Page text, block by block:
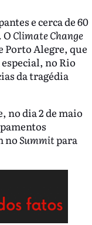
e cerca de 60
O Climate Change
Porto Alegre, que
no Rio
da tragédia
no dia 2 de maio
noSummitpara